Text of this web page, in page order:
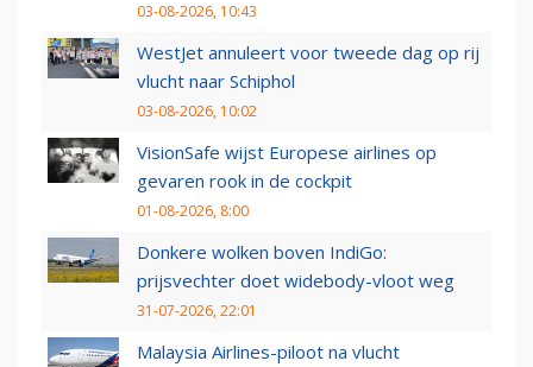
03-08-2026, 10:43
WestJet annuleert voor tweede dag op rij
vlucht naar Schiphol
03-08-2026, 10:02
VisionSafe wijst Europese airlines op
gevaren rook in de cockpit
01-08-2026, 8:00
Donkere wolken boven IndiGo:
prijsvechter doet widebody-vloot weg
31-07-2026, 22:01
Malaysia Airlines-piloot na vlucht